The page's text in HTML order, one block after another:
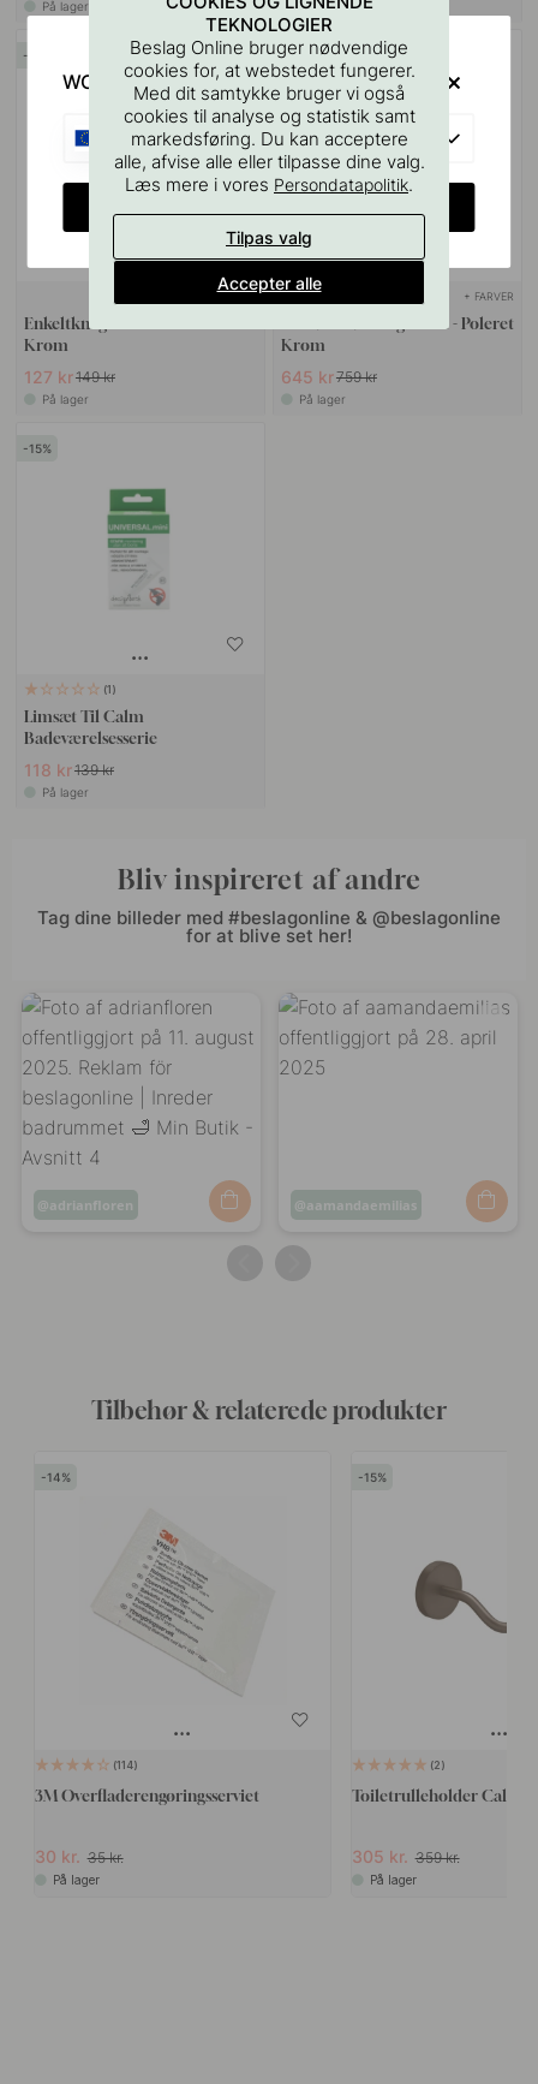
På lager På lager
+ FARVER
Enkeltknage Calm - Poleret
Krom
127 kr149 kr
På lager
15
+ FARVER
Håndklædestang Calm - Poleret
Krom
645 kr759 kr
På lager
15
1
Limsæt Til Calm
Badeværelsesserie
118 kr139 kr
På lager
Bliv inspireret af andre
Tag dine billeder med #beslagonline & @beslagonline
for at blive set her!
Opslag
adrianfloren
Opslag
aamandaemilias
Tilbehør & relaterede produkter
14
114
3M Overfladerengøringsserviet
30 kr. 35 kr.
På lager
15
2
Toiletrulleholder Calm -
305 kr. 359 kr.
På lager
TEKNOLOGIER
Beslag Online bruger nødvendige
cookies for, at webstedet fungerer.
Med dit samtykke bruger vi også
cookies til analyse og statistik samt
markedsføring. Du kan acceptere
alle, afvise alle eller tilpasse dine valg.
Læs mere i vores Persondatapolitik.
Tilpas valg
Accepter alle
WOULD YOU RATHER VISIT?
EU